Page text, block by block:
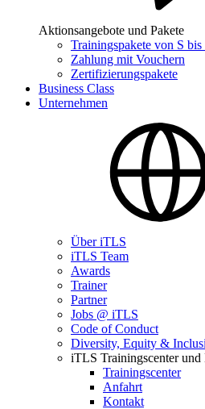
Aktionsangebote und Pakete
Trainingspakete von S
Zahlung mit Vouchern
Zertifizierungspakete
Business Class
Unternehmen
Über iTLS
iTLS Team
Awards
Trainer
Partner
Jobs @ iTLS
Code of Conduct
Diversity, Equity &
iTLS Trainingscenter
Trainingscenter
Anfahrt
Kontakt